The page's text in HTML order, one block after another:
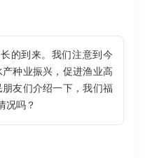
的到来。我们注意到今
种业振兴，促进渔业高
友们介绍一下，我们福
况吗？